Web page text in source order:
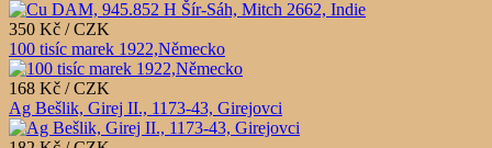
350 Kč / CZK
100 tisíc marek 1922,Německo
168 Kč / CZK
Ag Bešlik, Girej II., 1173-43, Girejovci